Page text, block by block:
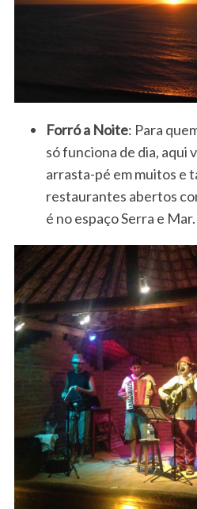
Forró a Noite: Para
só funciona de dia, aqui
arrasta-pé em muitos e
restaurantes abertos
é no espaço Serra e Mar.